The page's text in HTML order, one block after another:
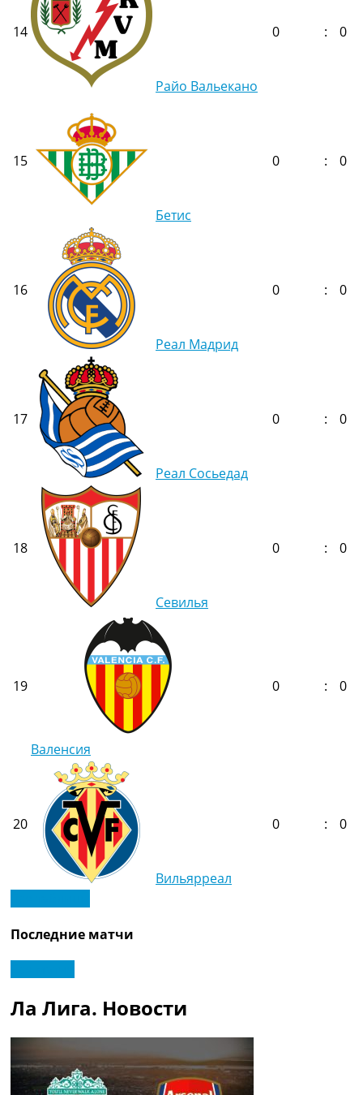
14
Райо Вальекано
0 : 0
15
Бетис
0 : 0
16
Реал Мадрид
0 : 0
17
Реал Сосьедад
0 : 0
18
Севилья
0 : 0
19
Валенсия
0 : 0
20
Вильярреал
0 : 0
Последние матчи
Ла Лига. Новости